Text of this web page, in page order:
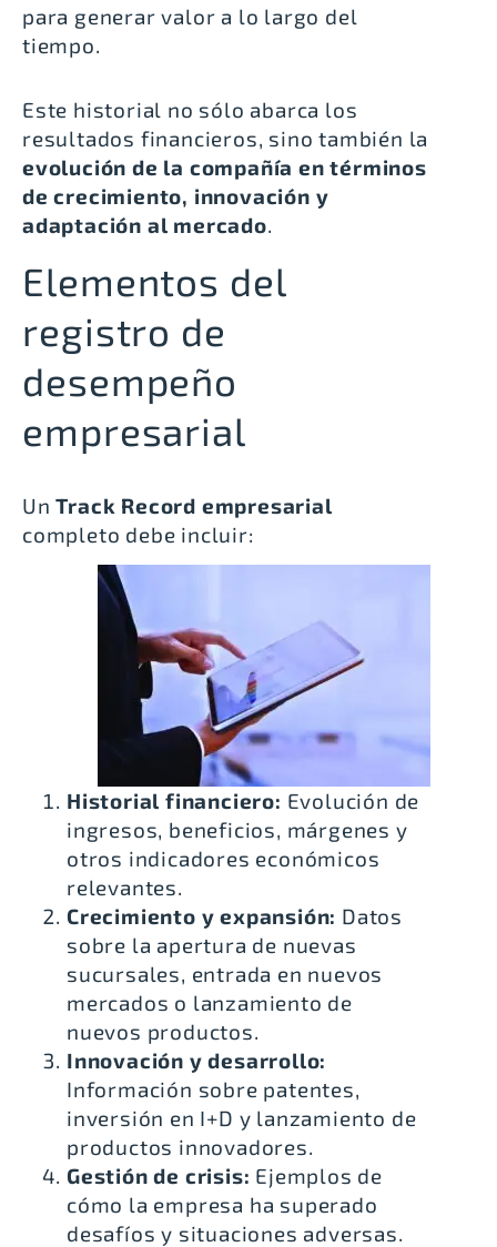
para generar valor a lo largo del
tiempo.
Este historial no sólo abarca los
resultados financieros, sino también la
evolución de la compañía en términos
de crecimiento, innovación y
adaptación al mercado.
Elementos del
registro de
desempeño
empresarial
UnTrack Record empresarial
completo debe incluir:
Historial financiero: Evolución de
ingresos, beneficios, márgenes y
otros indicadores económicos
relevantes.
Crecimiento y expansión: Datos
sobre la apertura de nuevas
sucursales, entrada en nuevos
mercados o lanzamiento de
nuevos productos.
Innovación y desarrollo:
Información sobre patentes,
inversión en I+D y lanzamiento de
productos innovadores.
Gestión de crisis: Ejemplos de
cómo la empresa ha superado
desafíos y situaciones adversas.